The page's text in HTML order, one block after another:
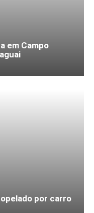
em Campo
por carro